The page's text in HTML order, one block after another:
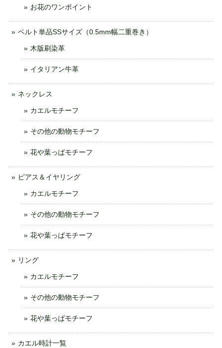
お花のワンポイント
ベルト単品SSサイズ（0.5mm幅二重巻き）
木版刷染革
イタリアン牛革
ネックレス
カエルモチーフ
その他の動物モチーフ
花や葉っぱモチーフ
ピアス＆イヤリング
カエルモチーフ
その他の動物モチーフ
花や葉っぱモチーフ
リング
カエルモチーフ
その他の動物モチーフ
花や葉っぱモチーフ
カエル時計一覧